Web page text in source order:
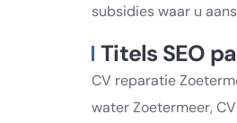
subsidies waar u
Titels SEO
CV reparatie
water Zoetermeer,